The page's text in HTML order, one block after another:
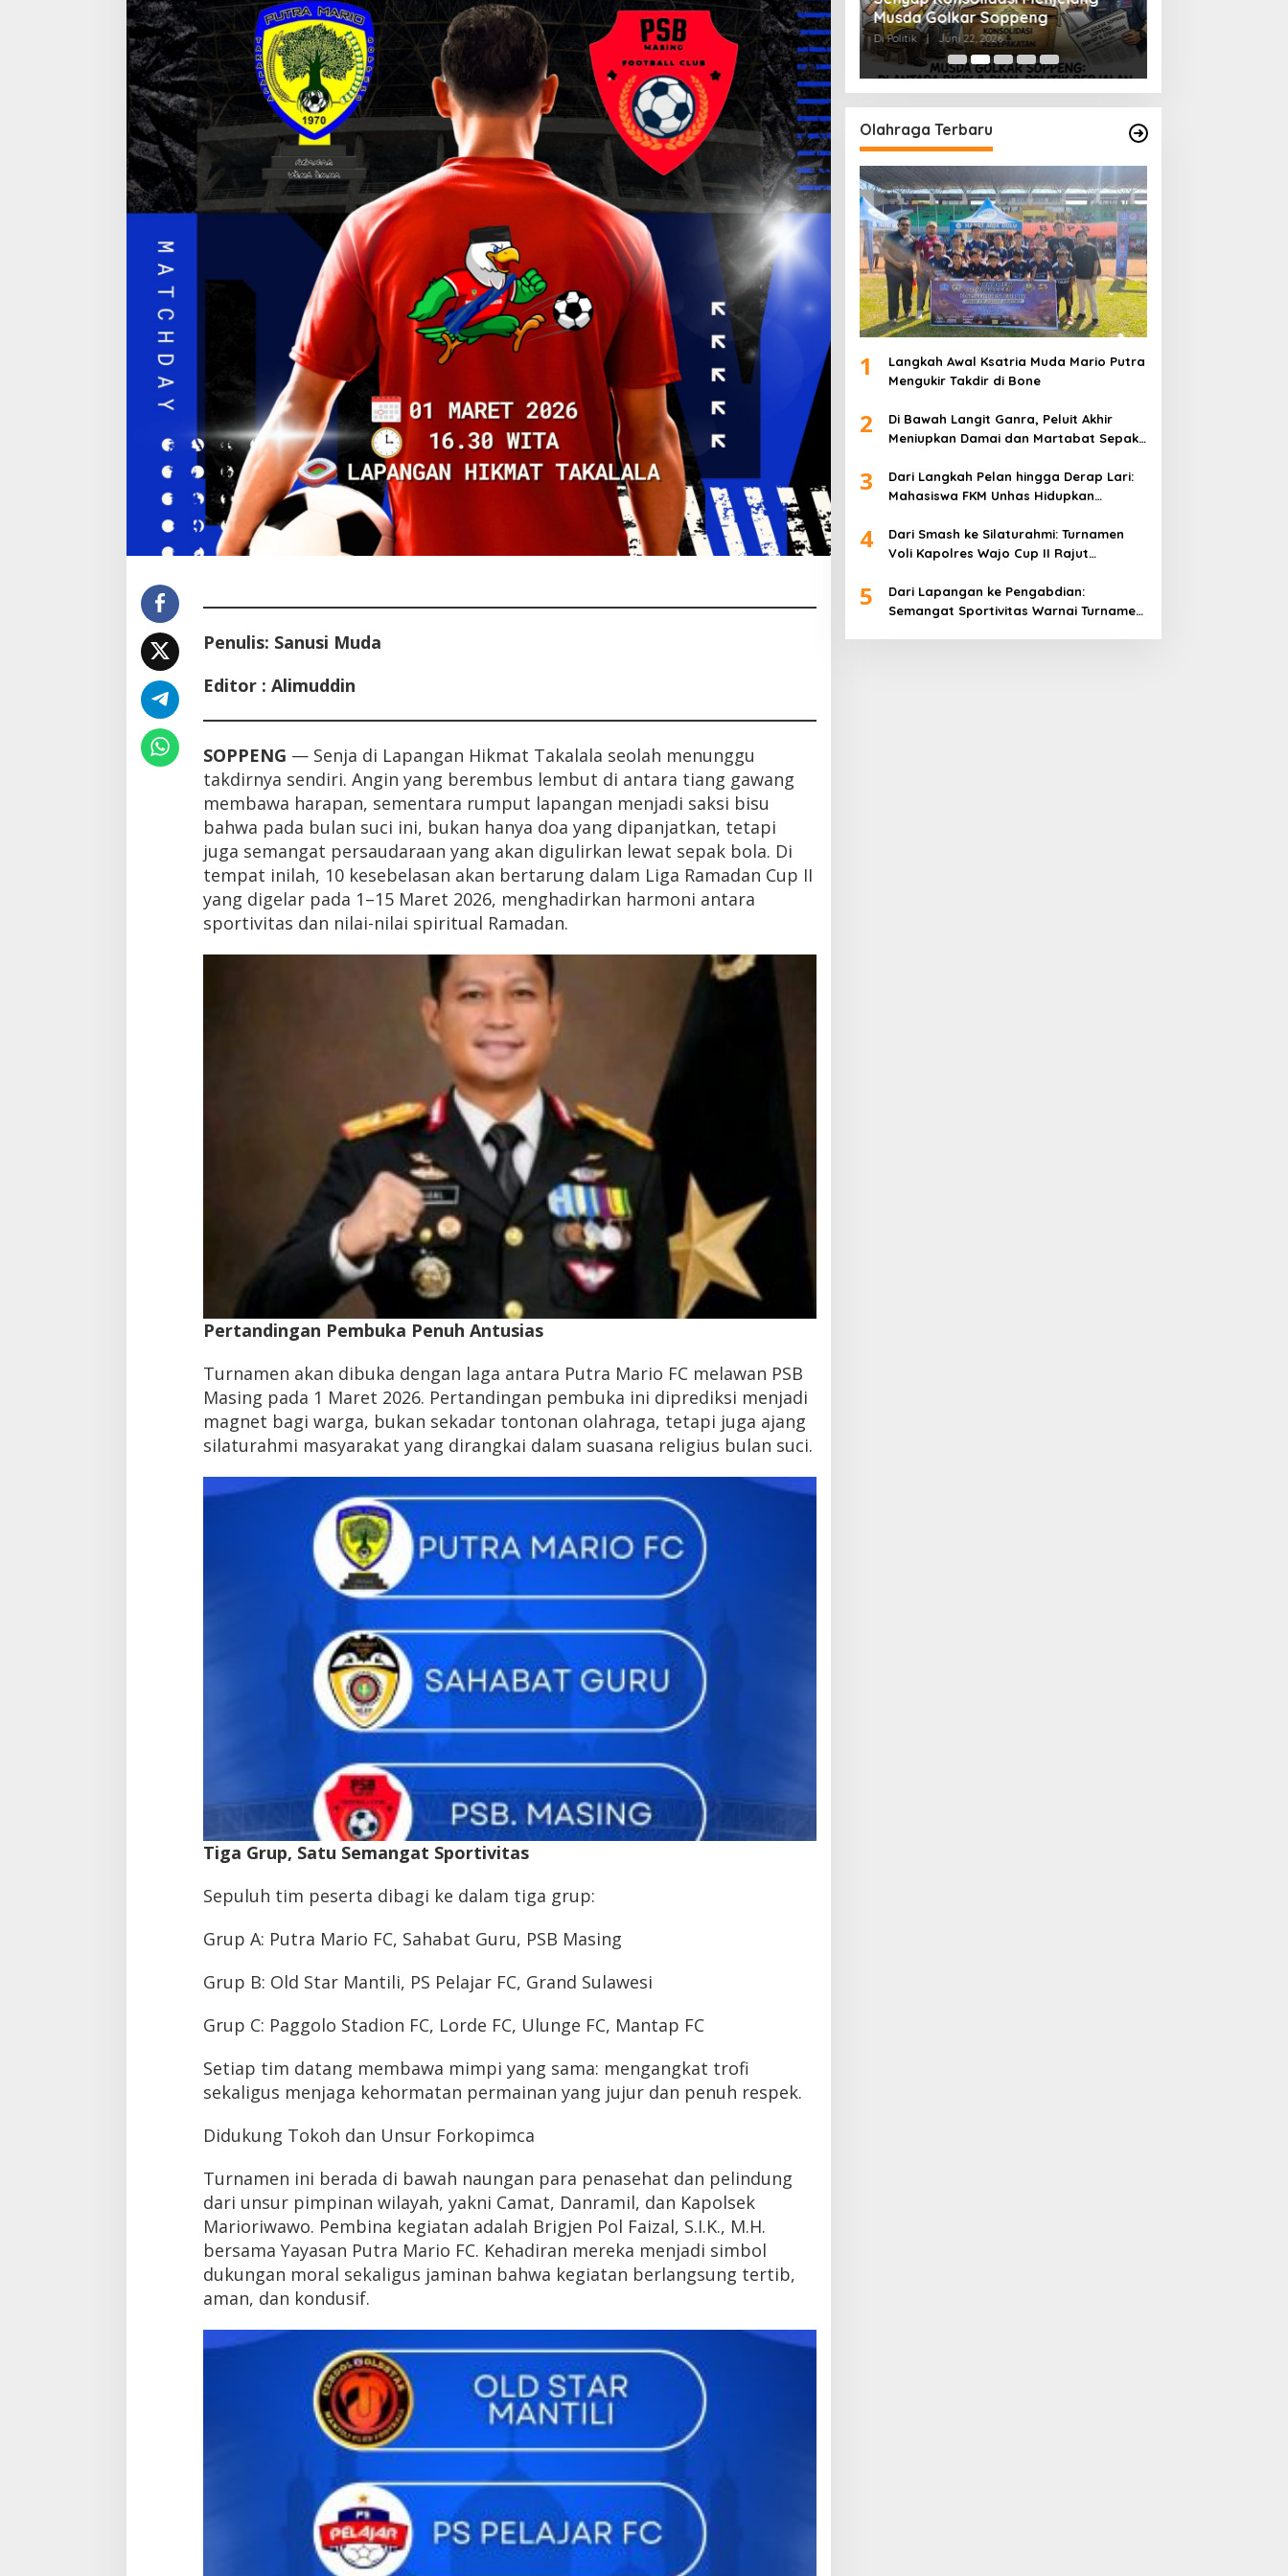
Penulis: Sanusi Muda
Editor : Alimuddin
SOPPENG — Senja di Lapangan Hikmat Takalala seolah menunggu
takdirnya sendiri. Angin yang berembus lembut di antara tiang gawang
membawa harapan, sementara rumput lapangan menjadi saksi bisu
bahwa pada bulan suci ini, bukan hanya doa yang dipanjatkan, tetapi
juga semangat persaudaraan yang akan digulirkan lewat sepak bola. Di
tempat inilah, 10 kesebelasan akan bertarung dalam Liga Ramadan Cup II
yang digelar pada 1–15 Maret 2026, menghadirkan harmoni antara
sportivitas dan nilai-nilai spiritual Ramadan.
Pertandingan Pembuka Penuh Antusias
Turnamen akan dibuka dengan laga antara Putra Mario FC melawan PSB
Masing pada 1 Maret 2026. Pertandingan pembuka ini diprediksi menjadi
magnet bagi warga, bukan sekadar tontonan olahraga, tetapi juga ajang
silaturahmi masyarakat yang dirangkai dalam suasana religius bulan suci.
Tiga Grup, Satu Semangat Sportivitas
Sepuluh tim peserta dibagi ke dalam tiga grup:
Grup A: Putra Mario FC, Sahabat Guru, PSB Masing
Grup B: Old Star Mantili, PS Pelajar FC, Grand Sulawesi
Grup C: Paggolo Stadion FC, Lorde FC, Ulunge FC, Mantap FC
Setiap tim datang membawa mimpi yang sama: mengangkat trofi
sekaligus menjaga kehormatan permainan yang jujur dan penuh respek.
Didukung Tokoh dan Unsur Forkopimca
Turnamen ini berada di bawah naungan para penasehat dan pelindung
dari unsur pimpinan wilayah, yakni Camat, Danramil, dan Kapolsek
Marioriwawo. Pembina kegiatan adalah Brigjen Pol Faizal, S.I.K., M.H.
bersama Yayasan Putra Mario FC. Kehadiran mereka menjadi simbol
dukungan moral sekaligus jaminan bahwa kegiatan berlangsung tertib,
aman, dan kondusif.
Latemmamala
Di Politik | Juni 22, 2026
Musda Golkar Soppeng
Di Politik | Juni 22, 2026
Olahraga Terbaru
1
Langkah Awal Ksatria Muda Mario Putra
Mengukir Takdir di Bone
2
Di Bawah Langit Ganra, Peluit Akhir
Meniupkan Damai dan Martabat Sepak
3
Dari Langkah Pelan hingga Derap Lari:
Mahasiswa FKM Unhas Hidupkan
4
Dari Smash ke Silaturahmi: Turnamen
Voli Kapolres Wajo Cup II Rajut
80
5
Dari Lapangan ke Pengabdian:
Semangat Sportivitas Warnai Turnamen